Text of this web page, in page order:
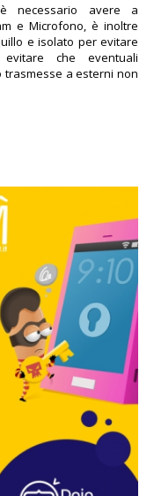
necessario avere a
e Microfono, è inoltre
e isolato per evitare
che eventuali
a esterni non